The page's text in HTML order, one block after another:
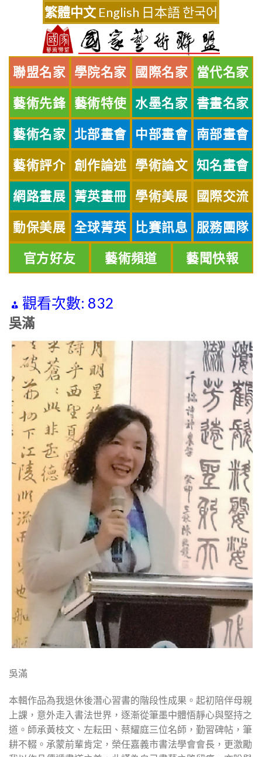
繁體中文 English 日本語한국어
聯盟名家 學院名家 國際名家 當代名家
藝術先鋒 藝術特使 水墨名家 書畫名家
藝術名家 北部畫會 中部畫會 南部畫會
藝術評介 創作論述 學術論文 知名畫會
網路畫展 菁英畫冊 學術美展 國際交流
動保美展 全球菁英 比賽訊息 服務團隊
官方好友 藝術頻道 藝聞快報
觀看次數: 832
吳滿
吳滿
本輯作品為我退休後潛心習書的階段性成果。起初陪伴母親
上課，意外走入書法世界，逐漸從筆墨中體悟靜心與堅持之
道。師承黃枝文、左耘田、蔡耀庭三位名師，勤習碑帖，筆
耕不輟。承蒙前輩肯定，榮任嘉義市書法學會會長，更激勵